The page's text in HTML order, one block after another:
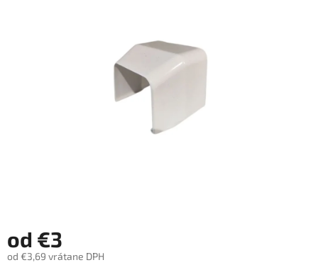
od €3
od €3,69 vrátane DPH